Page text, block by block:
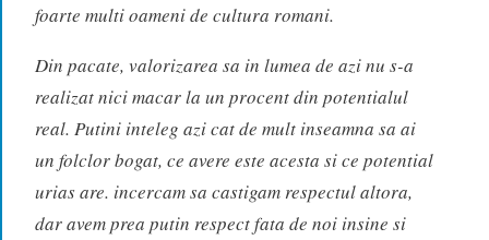
foarte multi oameni de cultura romani.
Din pacate, valorizarea sa in lumea de azi nu s-a
realizat nici macar la un procent din potentialul
real. Putini inteleg azi cat de mult inseamna sa ai
un folclor bogat, ce avere este acesta si ce potential
urias are. incercam sa castigam respectul altora,
dar avem prea putin respect fata de noi insine si